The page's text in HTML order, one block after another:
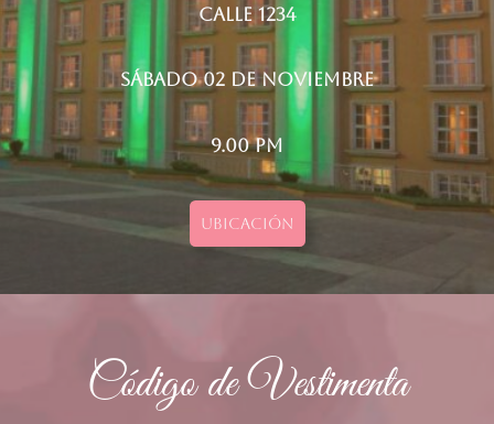
Calle 1234
Sábado 02 de noviembre
9.00 pm
UBICACIÓN
Código de Vestimenta